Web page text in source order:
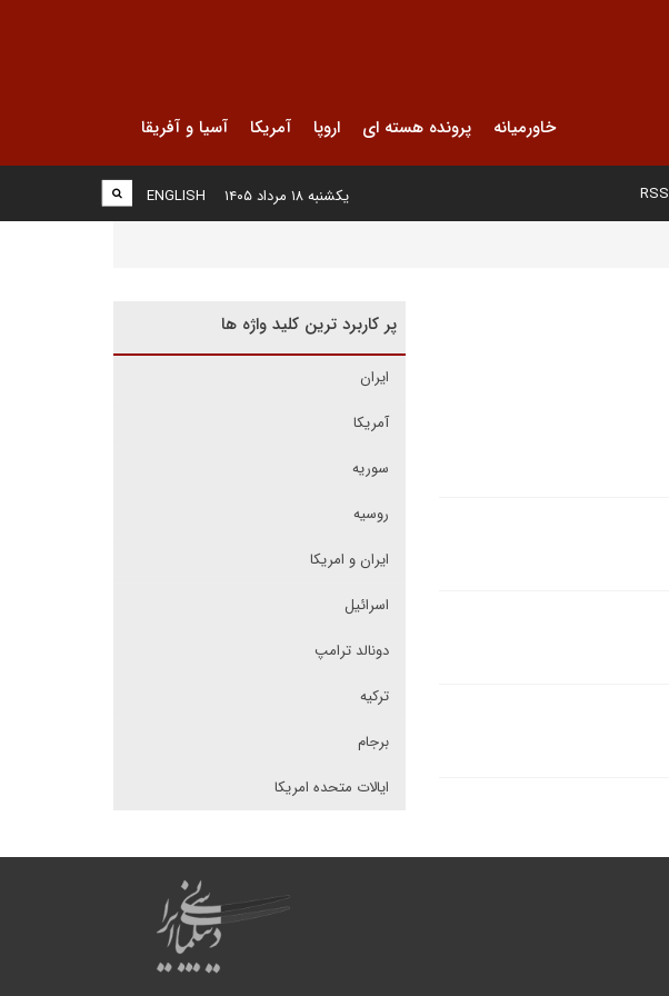
خاورمیانه پرونده هسته ای اروپا آمریکا آسیا و آفریقا
RSS
ENGLISH یکشنبه ۱۸ مرداد ۱۴۰۵
پر کاربرد ترین کلید واژه ها
ایران
آمریکا
سوریه
روسیه
ایران و امریکا
اسرائیل
دونالد ترامپ
ترکیه
برجام
ایالات متحده امریکا